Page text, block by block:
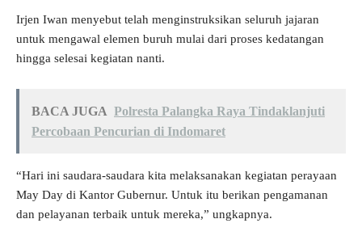
Irjen Iwan menyebut telah menginstruksikan seluruh jajaran
untuk mengawal elemen buruh mulai dari proses kedatangan
hingga selesai kegiatan nanti.
BACA JUGA Polresta Palangka Raya Tindaklanjuti
Percobaan Pencurian di Indomaret
“Hari ini saudara-saudara kita melaksanakan kegiatan perayaan
May Day di Kantor Gubernur. Untuk itu berikan pengamanan
dan pelayanan terbaik untuk mereka,” ungkapnya.